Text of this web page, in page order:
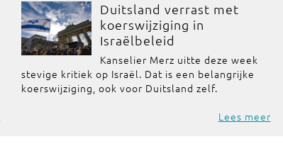
Duitsland verrast met
koerswijziging in
Israëlbeleid
Kanselier Merz uitte deze week
stevige kritiek op Israël. Dat is een belangrijke
koerswijziging, ook voor Duitsland zelf.
Lees meer